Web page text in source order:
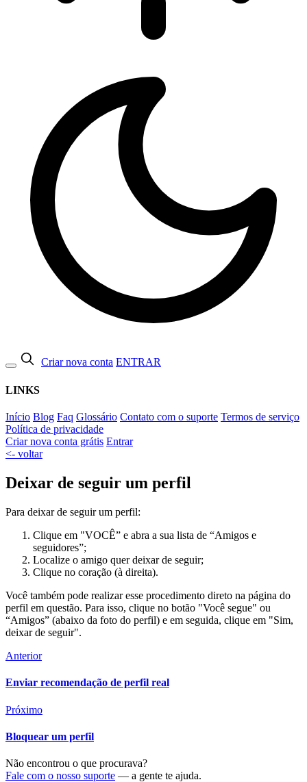
Criar nova conta ENTRAR
LINKS
Início Blog Faq Glossário Contato com o suporte Termos de serviço
Política de privacidade
Criar nova conta grátis Entrar
<- voltar
Deixar de seguir um perfil
Para deixar de seguir um perfil:
Clique em "VOCÊ” e abra a sua lista de “Amigos e
seguidores”;
Localize o amigo quer deixar de seguir;
Clique no coração (à direita).
Você também pode realizar esse procedimento direto na página do
perfil em questão. Para isso, clique no botão "Você segue" ou
“Amigos” (abaixo da foto do perfil) e em seguida, clique em "Sim,
deixar de seguir".
Anterior
Enviar recomendação de perfil real
Próximo
Bloquear um perfil
Não encontrou o que procurava?
Fale com o nosso suporte — a gente te ajuda.